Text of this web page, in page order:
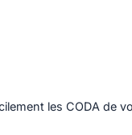
les CODA de